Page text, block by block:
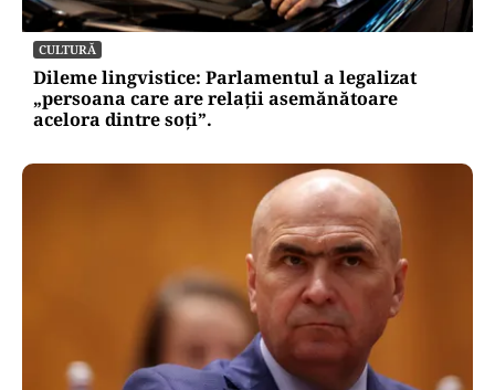
CULTURĂ
Dileme lingvistice: Parlamentul a legalizat
„persoana care are relații asemănătoare
acelora dintre soți”.